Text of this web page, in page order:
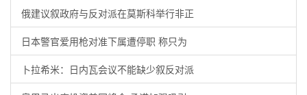
俄建议叙政府与反对派在莫斯科举行非正
日本警官爱用枪对准下属遭停职 称只为
卜拉希米：日内瓦会议不能缺少叙反对派